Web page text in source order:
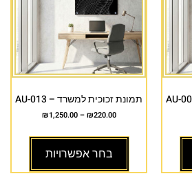
תמונת זכוכית למשרד – AU-013
₪220.00
–
₪1,250.00
בחר אפשרויות